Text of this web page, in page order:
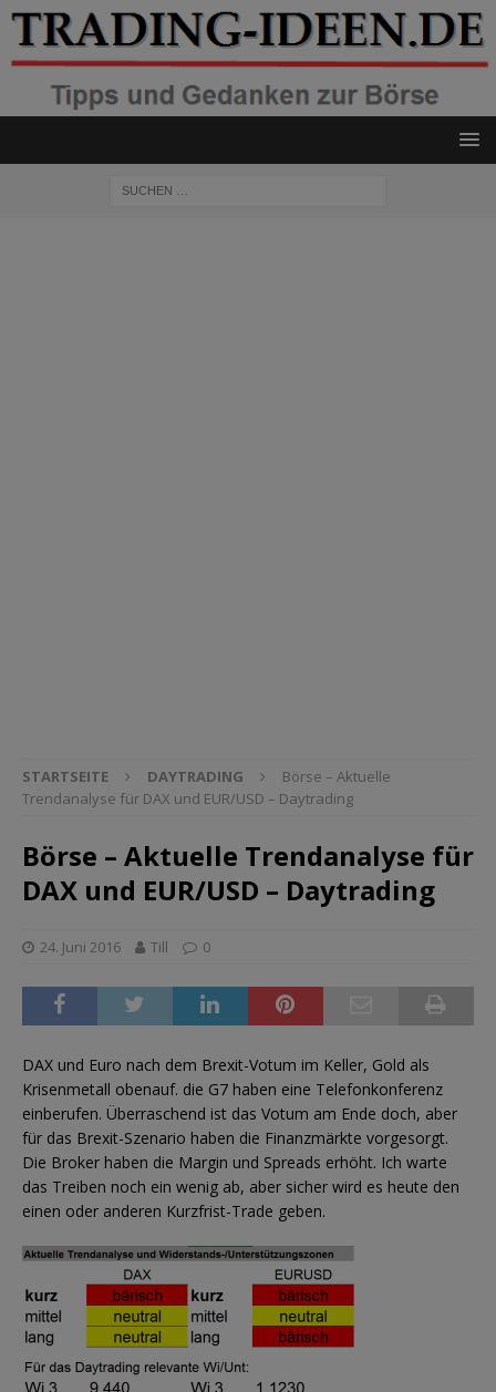
STARTSEITE DAYTRADING
Börse – Aktuelle
Trendanalyse für DAX und EUR/USD – Daytrading
Börse – Aktuelle Trendanalyse für
DAX und EUR/USD – Daytrading
24. Juni 2016 Till 0
DAX und Euro nach dem Brexit-Votum im Keller, Gold als
Krisenmetall obenauf. die G7 haben eine Telefonkonferenz
einberufen. Überraschend ist das Votum am Ende doch, aber
für das Brexit-Szenario haben die Finanzmärkte vorgesorgt.
Die Broker haben die Margin und Spreads erhöht. Ich warte
das Treiben noch ein wenig ab, aber sicher wird es heute den
einen oder anderen Kurzfrist-Trade geben.